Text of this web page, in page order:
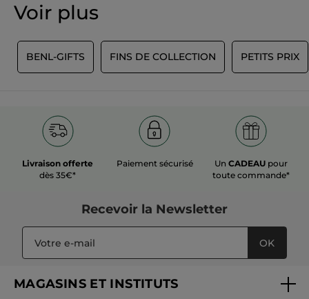
Aucune
valeur
pour
de
AJOUTER UN AVIS
Voir plus
BENL-GIFTS FINS DE COLLECTION PETITS PRIX
Livraison offerte
dès 35€*
Paiement sécurisé UnCADEAU pour
toute commande*
Recevoir la Newsletter
OK
MAGASINS ET INSTITUTS